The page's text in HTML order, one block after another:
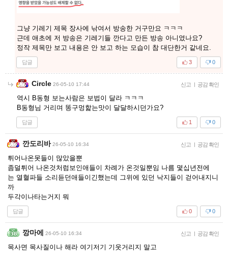
그냥 기레기 제목 장사에 낚여서 방송한 거구만요 ㅋㅋㅋ
근데 애초에 저 방송은 기레기들 깐다고 만든 방송 아니였나요?
정작 제목만 보고 내용은 안 보고 하는 모습이 참 대단한거 같네요.
답글 0
3
Circle 26-05-10 17:44 신고 | 공감 확인
역시 B동형 보는사람은 보법이 달라 ㅋㅋㅋ
B동형님 거리며 똥구멍핥는맛이 달달하시던가요?
답글 0
1
깐도리바 26-05-10 16:34 신고 | 공감 확인
튀어나온못들이 많았을뿐
좀덜튀어 나온것처럼보인애들이 차례가 온것일뿐임 나름 몇십년전에
는 열혈파들 소리듣던애들이긴했는데 그위에 있던 낙지들이 걷어내지니
까
두각이나타는거지 뭐
답글 0
0
깡마에 26-05-10 16:34 신고 | 공감 확인
목사면 목사질이나 해라 여기저기 기웃거리지 말고